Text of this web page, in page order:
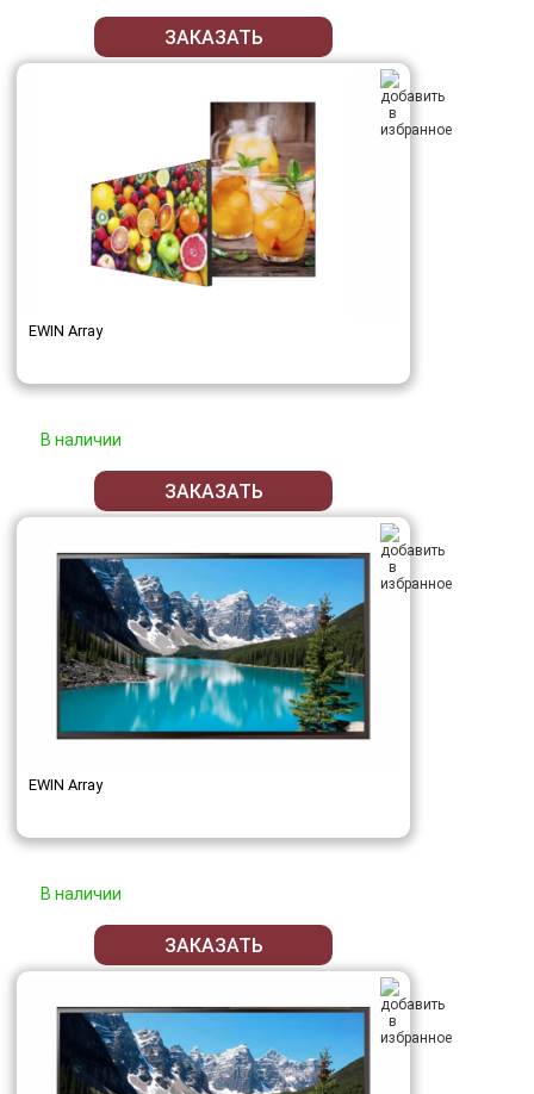
ЗАКАЗАТЬ
EWIN Array
В наличии
ЗАКАЗАТЬ
EWIN Array
В наличии
ЗАКАЗАТЬ